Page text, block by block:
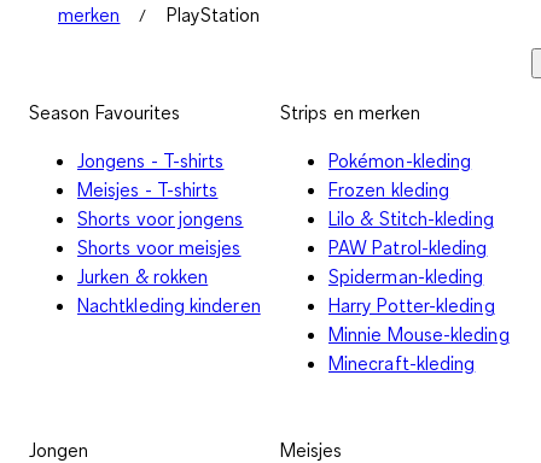
merken
PlayStation
Season Favourites
Jongens - T-shirts
Meisjes - T-shirts
Shorts voor jongens
Shorts voor meisjes
Jurken & rokken
Nachtkleding kinderen
Strips en merken
Pokémon-kleding
Frozen kleding
Lilo & Stitch-kleding
PAW Patrol-kleding
Spiderman-kleding
Harry Potter-kleding
Minnie Mouse-kleding
Minecraft-kleding
Jongen
Meisjes